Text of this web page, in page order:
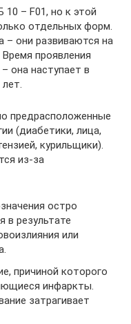
– F01, но к этой
отдельных форм.
– они развиваются на
проявления
она наступает в
предрасположенные
(диабетики, лица,
курильщики).
из-за
остро
в результате
или
причиной которого
инфаркты.
затрагивает